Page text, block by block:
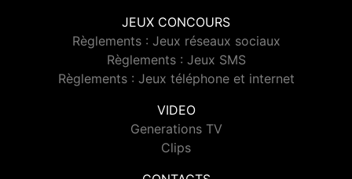
JEUX CONCOURS
Règlements : Jeux réseaux sociaux
Règlements : Jeux SMS
Règlements : Jeux téléphone et internet
VIDEO
Generations TV
Clips